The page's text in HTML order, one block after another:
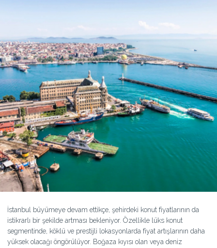
İstanbul büyümeye devam ettikçe, şehirdeki konut fiyatlarının da
istikrarlı bir şekilde artması bekleniyor. Özellikle lüks konut
segmentinde, köklü ve prestijli lokasyonlarda fiyat artışlarının daha
yüksek olacağı öngörülüyor. Boğaza kıyısı olan veya deniz